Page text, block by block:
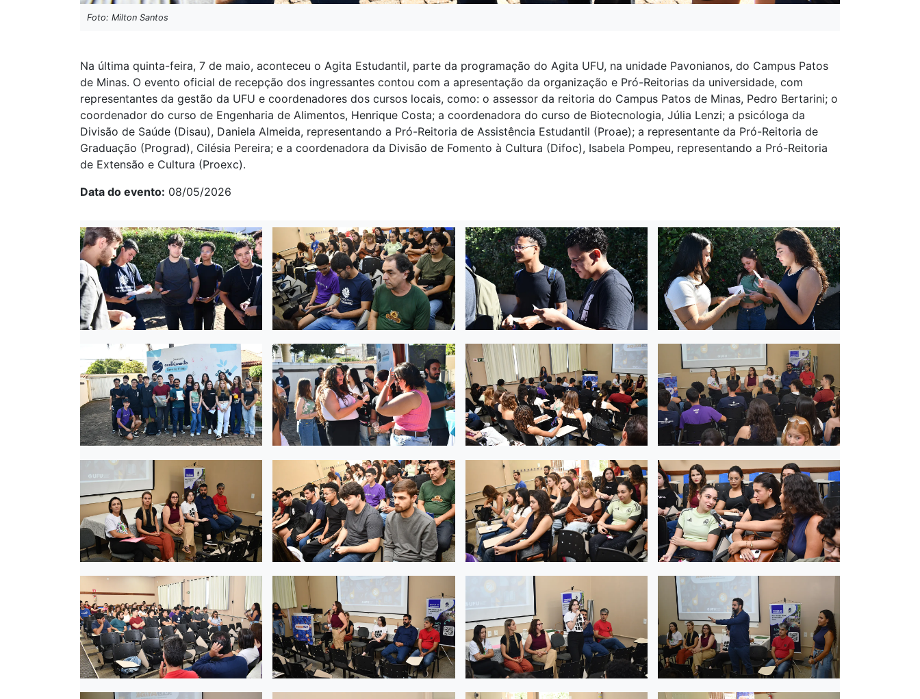
Foto: Milton Santos
Na última quinta-feira, 7 de maio, aconteceu o Agita Estudantil, parte da programação do Agita UFU, na unidade Pavonianos, do Campus Patos
de Minas. O evento oficial de recepção dos ingressantes contou com a apresentação da organização e Pró-Reitorias da universidade, com
representantes da gestão da UFU e coordenadores dos cursos locais, como: o assessor da reitoria do Campus Patos de Minas, Pedro Bertarini; o
coordenador do curso de Engenharia de Alimentos, Henrique Costa; a coordenadora do curso de Biotecnologia, Júlia Lenzi; a psicóloga da
Divisão de Saúde (Disau), Daniela Almeida, representando a Pró-Reitoria de Assistência Estudantil (Proae); a representante da Pró-Reitoria de
Graduação (Prograd), Cilésia Pereira; e a coordenadora da Divisão de Fomento à Cultura (Difoc), Isabela Pompeu, representando a Pró-Reitoria
de Extensão e Cultura (Proexc).
Data do evento 08/05/2026